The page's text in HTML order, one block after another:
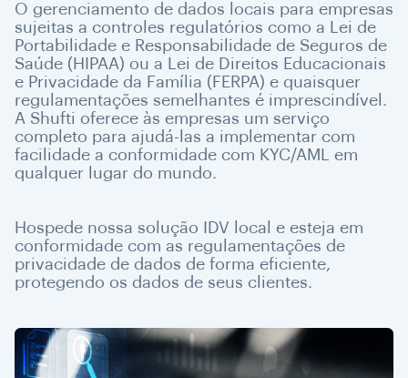
O gerenciamento de dados locais para empresas
sujeitas a controles regulatórios como a Lei de
Portabilidade e Responsabilidade de Seguros de
Saúde (HIPAA) ou a Lei de Direitos Educacionais
e Privacidade da Família (FERPA) e quaisquer
regulamentações semelhantes é imprescindível.
A Shufti oferece às empresas um serviço
completo para ajudá-las a implementar com
facilidade a conformidade com KYC/AML em
qualquer lugar do mundo.
Hospede nossa solução IDV local e esteja em
conformidade com as regulamentações de
privacidade de dados de forma eficiente,
protegendo os dados de seus clientes.